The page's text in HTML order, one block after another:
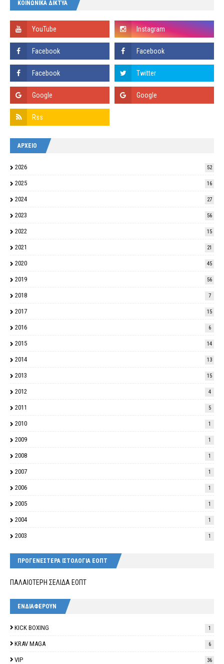
ΚΟΙΝΩΝΙΚΑ ΔΙΚΤΥΑ
ΑΡΧΕΙΟ
2026 52
2025 16
2024 27
2023 56
2022 15
2021 21
2020 45
2019 56
2018 7
2017 15
2016 6
2015 14
2014 13
2013 15
2012 4
2011 5
2010 1
2009 1
2008 1
2007 1
2006 1
2005 1
2004 1
2003 1
ΠΡΟΓΕΝΕΣΤΕΡΑ ΙΣΤΟΛΟΓΙΑ ΕΟΠΤ
ΠΑΛΑΙΟΤΕΡΗ ΣΕΛΙΔΑ ΕΟΠΤ
ΕΝΔΙΑΦΕΡΟΥΝ
KICK BOXING 1
KRAV MAGA 6
VIP 36